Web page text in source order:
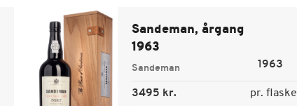
Sandeman, årgang
1963
Sandeman 1963
3495 kr. pr. flaske